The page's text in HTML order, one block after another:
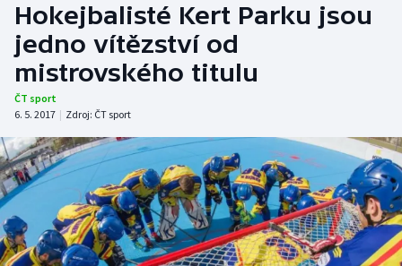
Hokej
Tenis
Atletika
Cyklistika
DALŠÍ SPORTY
Americký fotbal
NEPŘEHLÉDNĚTE
Hokejbalisté Kert Parku jsou
jedno vítězství od
mistrovského titulu
ČT sport
6. 5. 2017 | Zdroj: ČT sport